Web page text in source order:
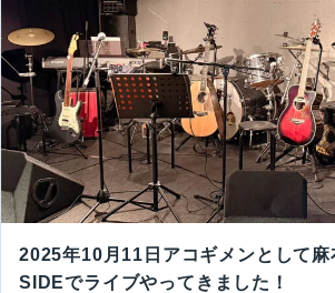
2025年10月11日アコギメンとして
SIDEでライブやってきました！